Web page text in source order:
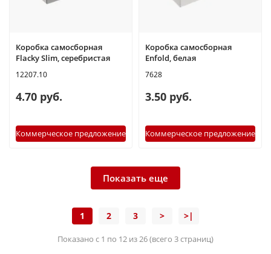
Коробка самосборная
Flacky Slim, серебристая
12207.10
4.70 руб.
Коммерческое предложение
Коробка самосборная
Enfold, белая
7628
3.50 руб.
Коммерческое предложение
Показать еще
1 2 3 > >|
Показано с 1 по 12 из 26 (всего 3 страниц)